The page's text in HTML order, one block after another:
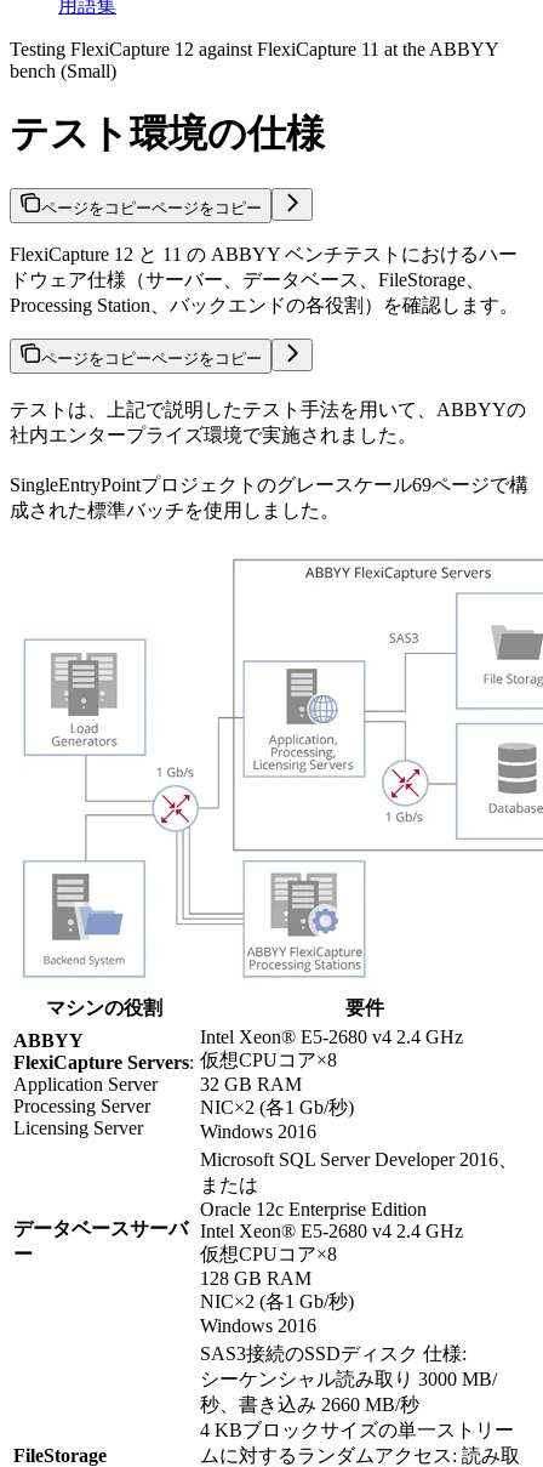
用語集
Testing FlexiCapture 12 against FlexiCapture 11 at the ABBYY
bench (Small)
テスト環境の仕様
ページをコピーページをコピー
FlexiCapture 12 と 11 の ABBYY ベンチテストにおけるハー
ドウェア仕様（サーバー、データベース、FileStorage、
Processing Station、バックエンドの各役割）を確認します。
ページをコピーページをコピー
テストは、上記で説明したテスト手法を用いて、ABBYYの
社内エンタープライズ環境で実施されました。
SingleEntryPointプロジェクトのグレースケール69ページで構
成された標準バッチを使用しました。
マシンの役割
要件
ABBYY
FlexiCapture Servers:
Application Server
Processing Server
Licensing Server
Intel Xeon® E5-2680 v4 2.4 GHz
仮想CPUコア×8
32 GB RAM
NIC×2 (各1 Gb/秒)
Windows 2016
データベースサーバ
ー
Microsoft SQL Server Developer 2016、
または
Oracle 12c Enterprise Edition
Intel Xeon® E5-2680 v4 2.4 GHz
仮想CPUコア×8
128 GB RAM
NIC×2 (各1 Gb/秒)
Windows 2016
FileStorage
SAS3接続のSSDディスク 仕様:
シーケンシャル読み取り 3000 MB/
秒、書き込み 2660 MB/秒
4 KBブロックサイズの単一ストリー
ムに対するランダムアクセス: 読み取